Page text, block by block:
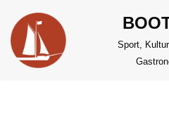
Zum
Inhalt
springen
Sport,